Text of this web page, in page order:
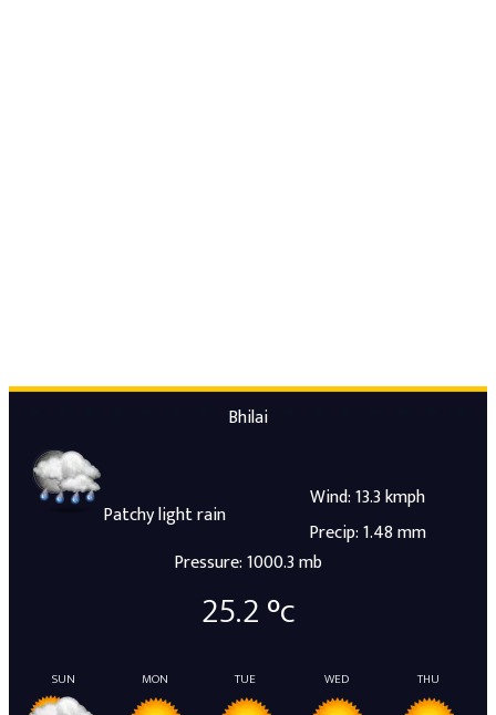
Bhilai
Patchy light rain
Wind: 13.3 kmph
Precip: 1.48 mm
Pressure: 1000.3 mb
25.2°c
SUN MON TUE WED THU